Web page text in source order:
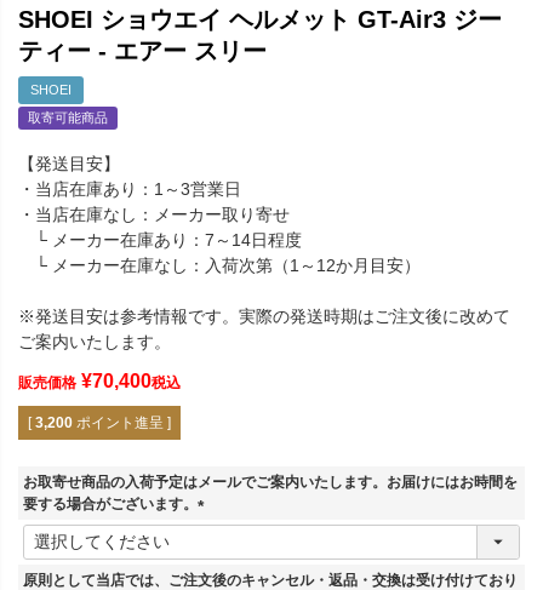
SHOEI ショウエイ ヘルメット GT-Air3 ジー
ティー - エアー スリー
SHOEI
取寄可能商品
【発送目安】
・当店在庫あり：1～3営業日
・当店在庫なし：メーカー取り寄せ
└ メーカー在庫あり：7～14日程度
└ メーカー在庫なし：入荷次第（1～12か月目安）
※発送目安は参考情報です。実際の発送時期はご注文後に改めて
ご案内いたします。
販売価格 ¥70,400税込
[ 3,200 ポイント進呈 ]
お取寄せ商品の入荷予定はメールでご案内いたします。お届けにはお時間を
要する場合がございます。
(
須
原則として当店では、ご注文後のキャンセル・返品・交換は受け付けており